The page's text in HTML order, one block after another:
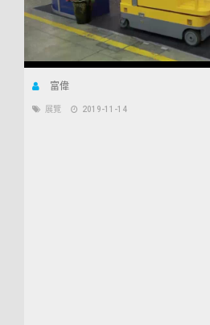
富偉
展覽 2019-11-14